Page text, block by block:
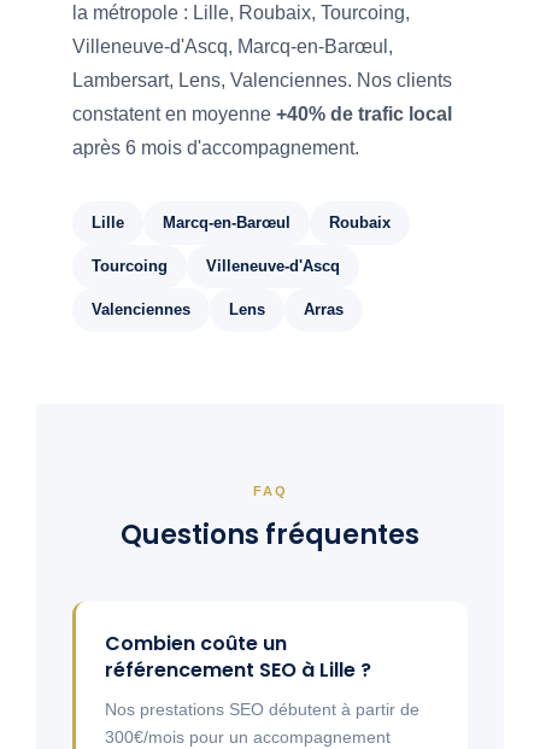
la métropole : Lille, Roubaix, Tourcoing,
Villeneuve-d'Ascq, Marcq-en-Barœul,
Lambersart, Lens, Valenciennes. Nos clients
constatent en moyenne +40% de trafic local
après 6 mois d'accompagnement.
Lille Marcq-en-Barœul Roubaix
Tourcoing Villeneuve-d'Ascq
Valenciennes Lens Arras
FAQ
Questions fréquentes
Combien coûte un
référencement SEO à Lille ?
Nos prestations SEO débutent à partir de
300€/mois pour un accompagnement